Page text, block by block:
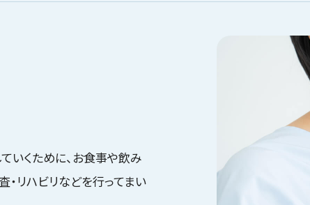
いくために、お食事や飲み
リハビリなどを行ってまい